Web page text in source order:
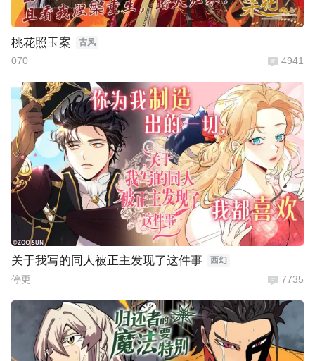
桃花照玉案 古风
070 4941
关于我写的同人被正主发现了这件事 西幻
停更 7735